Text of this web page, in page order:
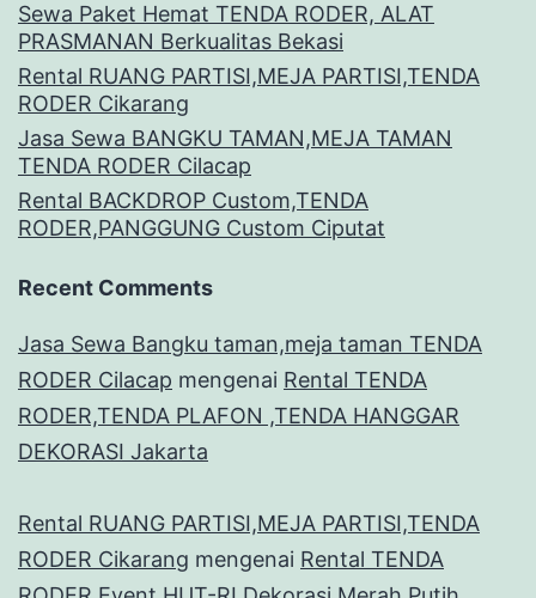
Sewa Paket Hemat TENDA RODER, ALAT
PRASMANAN Berkualitas Bekasi
Rental RUANG PARTISI,MEJA PARTISI,TENDA
RODER Cikarang
Jasa Sewa BANGKU TAMAN,MEJA TAMAN
TENDA RODER Cilacap
Rental BACKDROP Custom,TENDA
RODER,PANGGUNG Custom Ciputat
Recent Comments
Jasa Sewa Bangku taman,meja taman TENDA
RODER Cilacap mengenai Rental TENDA
RODER,TENDA PLAFON ,TENDA HANGGAR
DEKORASI Jakarta
Rental RUANG PARTISI,MEJA PARTISI,TENDA
RODER Cikarang mengenai Rental TENDA